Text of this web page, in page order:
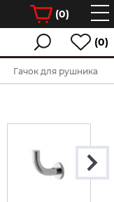
(0)
(0)
Гачок для рушника